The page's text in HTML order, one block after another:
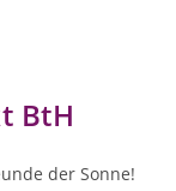
BtH
der Sonne!